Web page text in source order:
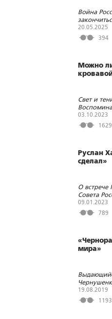
Война
20.05.2025
394
Можно
Свет и
03.10.2023
1629
Руслан
сделал»
О встрече
Совета
событиях
09.01.2023
789
мира»
заслуги
19.08.2019
1193